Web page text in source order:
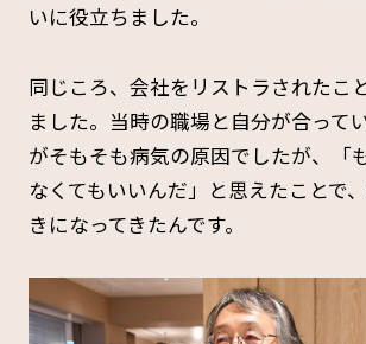
いに役立ちました。
同じころ、会社をリストラされたこ
ました。当時の職場と自分が合って
がそもそも病気の原因でしたが、「
なくてもいいんだ」と思えたことで
きになってきたんです。